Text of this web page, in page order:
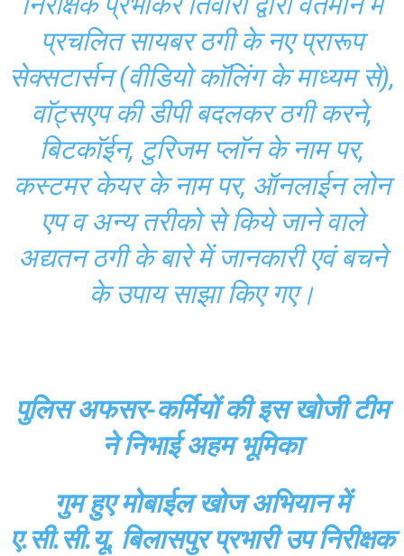
प्रचलित सायबर ठगी के नए प्रारूप
सेक्सटार्सन (वीडियो काॅलिंग के माध्यम से),
वाॅट्सएप की डीपी बदलकर ठगी करने,
बिटकाॅईन, टुरिजम प्लाॅन के नाम पर,
कस्टमर केयर के नाम पर, ऑनलाईन लोन
एप व अन्य तरीको से किये जाने वाले
अद्यतन ठगी के बारे में जानकारी एवं बचने
के उपाय साझा किए गए।
पुलिस अफसर-कर्मियों की इस खोजी टीम
ने निभाई अहम भूमिका
गुम हुए मोबाईल खोज अभियान में
ए.सी.सी.यू. बिलासपुर प्रभारी उप निरीक्षक